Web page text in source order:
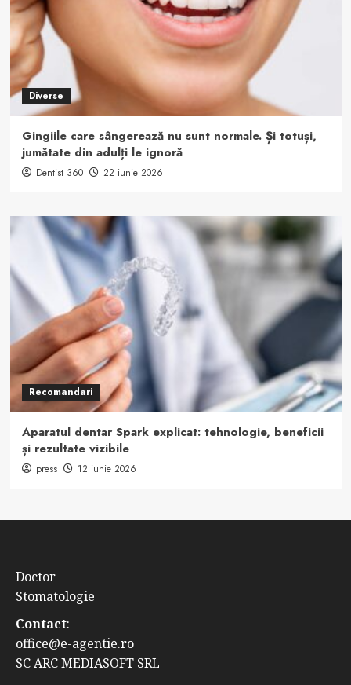
Diverse
Gingiile care sângerează nu sunt normale. Și totuși,
jumătate din adulți le ignoră
Dentist 360 22 iunie 2026
Recomandari
Aparatul dentar Spark explicat: tehnologie, beneficii
și rezultate vizibile
press 12 iunie 2026
Doctor
Stomatologie
Contact:
office@e-agentie.ro
SC ARC MEDIASOFT SRL